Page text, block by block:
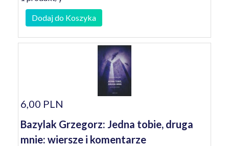
Dodaj do Koszyka
6,00 PLN
Bazylak Grzegorz: Jedna tobie, druga
mnie: wiersze i komentarze